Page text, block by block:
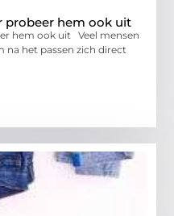
probeer hem ook uit
hem ook uit Veel mensen
na het passen zich direct